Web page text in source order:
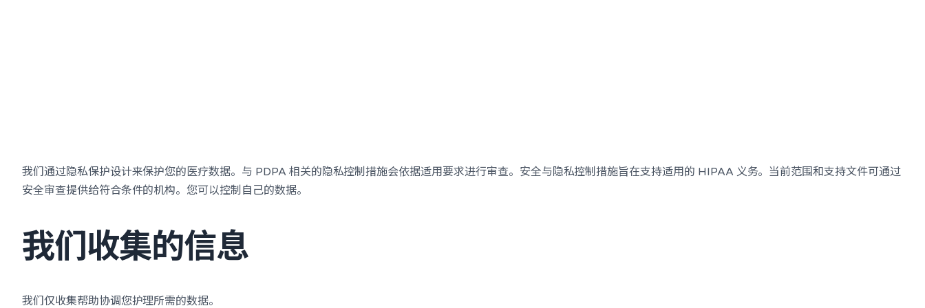
我们通过隐私保护设计来保护您的医疗数据。与 PDPA 相关的隐私控制措施会依据适用要求进行审查。安全与隐私控制措施旨在支持适用的 HIPAA 义务。当前范围和支持文件可通过
安全审查提供给符合条件的机构。您可以控制自己的数据。
我们收集的信息
我们仅收集帮助协调您护理所需的数据。